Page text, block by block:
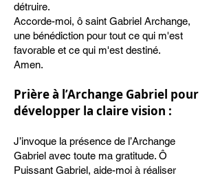
détruire.
Accorde-moi, ô saint Gabriel Archange,
une bénédiction pour tout ce qui m'est
favorable et ce qui m'est destiné.
Amen.
Prière à l’Archange Gabriel pour
développer la claire vision :
J’invoque la présence de l’Archange
Gabriel avec toute ma gratitude. Ô
Puissant Gabriel, aide-moi à réaliser